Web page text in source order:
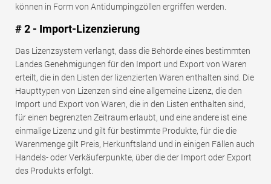
können in Form von Antidumpingzöllen ergriffen werden.
# 2 - Import-Lizenzierung
Das Lizenzsystem verlangt, dass die Behörde eines bestimmten
Landes Genehmigungen für den Import und Export von Waren
erteilt, die in den Listen der lizenzierten Waren enthalten sind. Die
Haupttypen von Lizenzen sind eine allgemeine Lizenz, die den
Import und Export von Waren, die in den Listen enthalten sind,
für einen begrenzten Zeitraum erlaubt, und eine andere ist eine
einmalige Lizenz und gilt für bestimmte Produkte, für die die
Warenmenge gilt Preis, Herkunftsland und in einigen Fällen auch
Handels- oder Verkäuferpunkte, über die der Import oder Export
des Produkts erfolgt.